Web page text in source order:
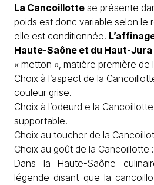
La Cancoillotte se présente
poids est donc variable selon le
elle est conditionnée.
Haute-Saône et du Haut-Jura
« metton », matière première de
Choix à l’aspect de la
couleur grise.
Choix à l’odeurd e la
supportable.
Choix au toucher de la
Choix au goût de la Cancoillotte
Dans la Haute-Saône
légende disant que la